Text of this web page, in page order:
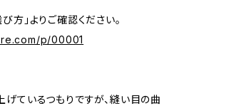
方」よりご確認ください。
p/00001
ているつもりですが、縫い目の曲